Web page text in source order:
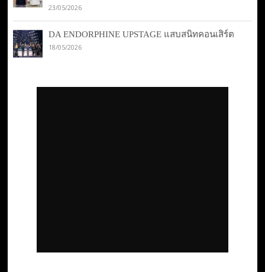
23/05/2026
DA ENDORPHINE UPSTAGE แสบสนิทคอนเสิร์ต
18/05/2026